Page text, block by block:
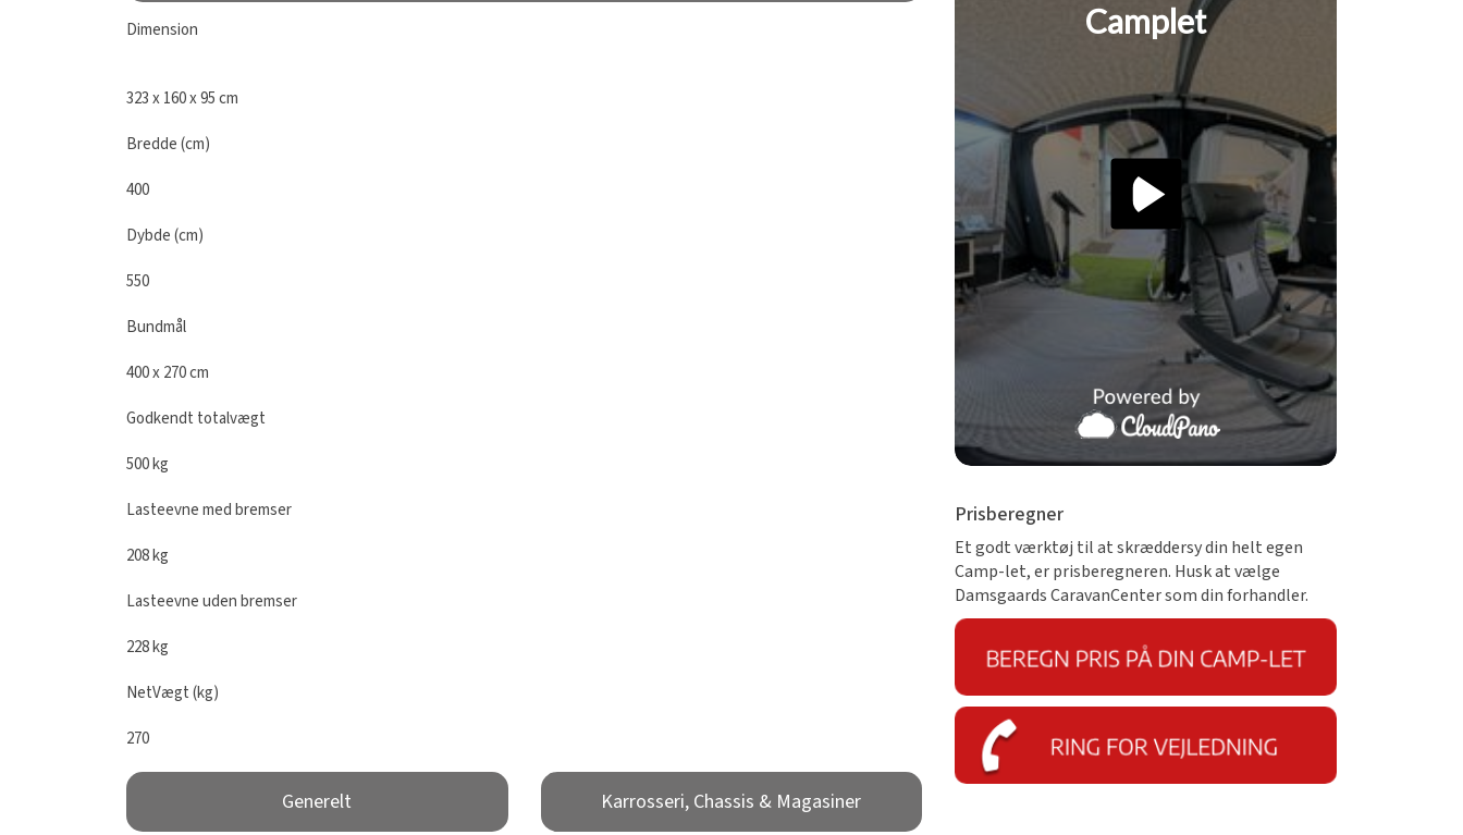
323 x 160 x 95 cm
Bredde (cm)
400
Dybde (cm)
550
Bundmål
400 x 270 cm
Godkendt totalvægt
500 kg
Lasteevne med bremser
208 kg
Lasteevne uden bremser
228 kg
NetVægt (kg)
270
Generelt Karrosseri, Chassis & Magasiner
Camplet
Prisberegner
Et godt værktøj til at skræddersy din helt egen
Camp-let, er prisberegneren. Husk at vælge
Damsgaards CaravanCenter som din forhandler.